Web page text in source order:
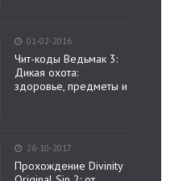
01-02-2016
Чит-коды Ведьмак 3:
Дикая охота:
здоровье, предметы и
26-10-2017
Прохождение Divinity